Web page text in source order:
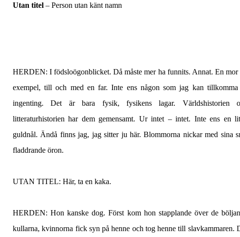
Utan titel – Person utan känt namn
HERDEN: I födsloögonblicket. Då måste mer ha funnits. Annat. En
exempel, till och med en far. Inte ens någon som jag kan
ingenting. Det är bara fysik, fysikens lagar. Världshistorien
litteraturhistorien har dem gemensamt. Ur intet – intet. Inte ens en
guldnål. Ändå finns jag, jag sitter ju här. Blommorna nickar med sina
fladdrande öron.
UTAN TITEL: Här, ta en kaka.
HERDEN: Hon kanske dog. Först kom hon stapplande över de
kullarna, kvinnorna fick syn på henne och tog henne till slavkammaren.